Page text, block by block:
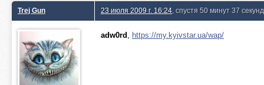
Trej Gun 23 июля 2009 г. 16:24 , спустя 50 минут 37 секунд
adw0rd , https://my.kyivstar.ua/wap/